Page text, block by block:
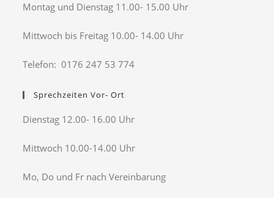
Montag und Dienstag 11.00- 15.00 Uhr
Mittwoch bis Freitag 10.00- 14.00 Uhr
Telefon: 0176 247 53 774
Sprechzeiten Vor- Ort
Dienstag 12.00- 16.00 Uhr
Mittwoch 10.00-14.00 Uhr
Mo, Do und Fr nach Vereinbarung